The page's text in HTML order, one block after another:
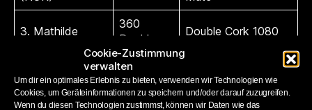
Cookie-Zustimmung
verwalten
Um dir ein optimales Erlebnis zu bieten, verwenden wir Technologien wie
Cookies, um Geräteinformationen zu speichern und/oder darauf zuzugreifen.
Wenn du diesen Technologien zustimmst, können wir Daten wie das
3. Mathilde
Gremaud (SUI)
360
Double
Grab
Double Cork 1080